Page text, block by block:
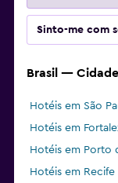
Sinto-me com
Brasil —
Hotéis em São
Hotéis em
Hotéis em Porto
Hotéis em Recife